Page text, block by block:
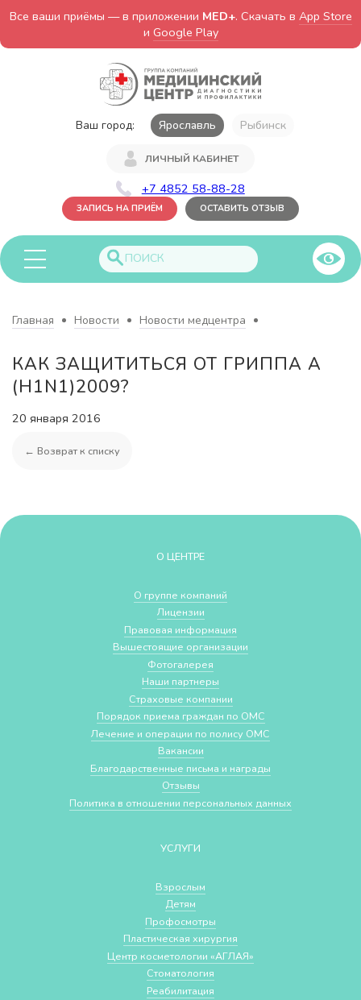
Все ваши приёмы — в приложении MED+. Скачать в App Store
и Google Play
Ваш город: Ярославль Рыбинск
ЛИЧНЫЙ КАБИНЕТ
+7 4852 58-88-28
ЗАПИСЬ НА ПРИЁМ ОСТАВИТЬ ОТЗЫВ
Главная Новости Новости медцентра
КАК ЗАЩИТИТЬСЯ ОТ ГРИППА A
(H1N1)2009?
20 января 2016
← Возврат к списку
О ЦЕНТРЕ
О группе компаний
Лицензии
Правовая информация
Вышестоящие организации
Фотогалерея
Наши партнеры
Страховые компании
Порядок приема граждан по ОМС
Лечение и операции по полису ОМС
Вакансии
Благодарственные письма и награды
Отзывы
Политика в отношении персональных данных
УСЛУГИ
Взрослым
Детям
Профосмотры
Пластическая хирургия
Центр косметологии «АГЛАЯ»
Стоматология
Реабилитация